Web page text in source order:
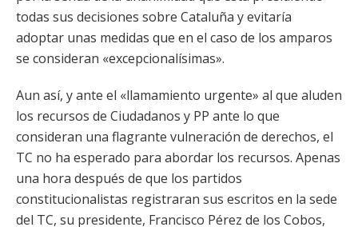
todas sus decisiones sobre Cataluña y evitaría
adoptar unas medidas que en el caso de los amparos
se consideran «excepcionalísimas».
Aun así, y ante el «llamamiento urgente» al que aluden
los recursos de Ciudadanos y PP ante lo que
consideran una flagrante vulneración de derechos, el
TC no ha esperado para abordar los recursos. Apenas
una hora después de que los partidos
constitucionalistas registraran sus escritos en la sede
del TC, su presidente, Francisco Pérez de los Cobos,